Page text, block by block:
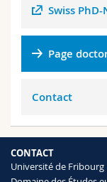
Swiss
Page
Contact
CONTACT
Université de Fribourg